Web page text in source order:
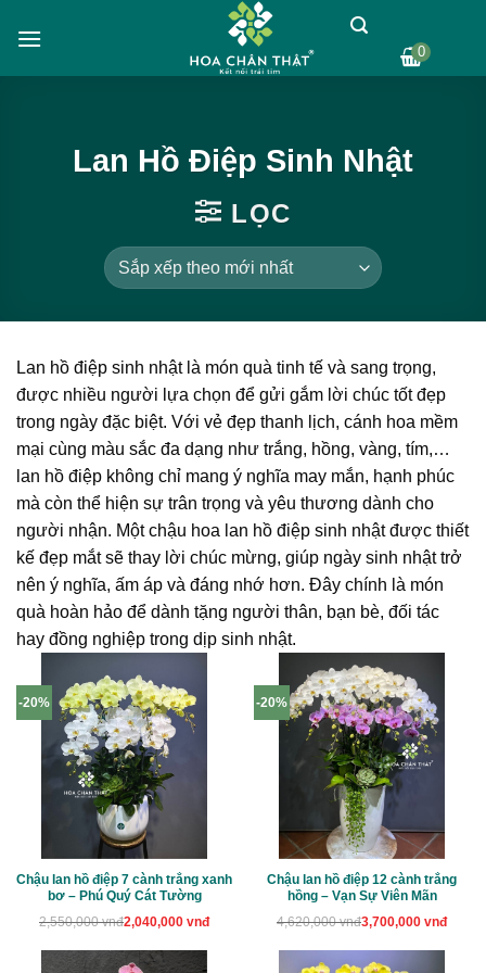
0
Lan Hồ Điệp Sinh Nhật
LỌC
Lan hồ điệp sinh nhật là món quà tinh tế và sang trọng,
được nhiều người lựa chọn để gửi gắm lời chúc tốt đẹp
trong ngày đặc biệt. Với vẻ đẹp thanh lịch, cánh hoa mềm
mại cùng màu sắc đa dạng như trắng, hồng, vàng, tím,…
lan hồ điệp không chỉ mang ý nghĩa may mắn, hạnh phúc
mà còn thể hiện sự trân trọng và yêu thương dành cho
người nhận. Một chậu hoa lan hồ điệp sinh nhật được thiết
kế đẹp mắt sẽ thay lời chúc mừng, giúp ngày sinh nhật trở
nên ý nghĩa, ấm áp và đáng nhớ hơn. Đây chính là món
quà hoàn hảo để dành tặng người thân, bạn bè, đối tác
hay đồng nghiệp trong dịp sinh nhật.
-20%
Chậu lan hồ điệp 7 cành trắng xanh
bơ – Phú Quý Cát Tường
2,550,000vnđGiá
là:
2,550,000 vnđ.
2,040,000 vnđ
Giá
tại
là:
-20%
Chậu lan hồ điệp 12 cành trắng
hồng – Vạn Sự Viên Mãn
4,620,000vnđGiá
là:
4,620,000 vnđ.
3,700,000 vnđ
Giá
tại
là: